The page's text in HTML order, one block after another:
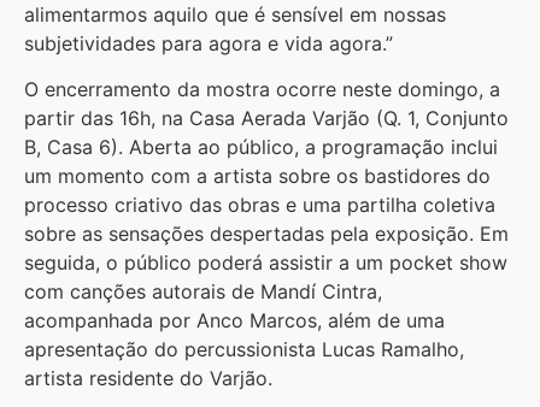
alimentarmos aquilo que é sensível em nossas
subjetividades para agora e vida agora.”
O encerramento da mostra ocorre neste domingo, a
partir das 16h, na Casa Aerada Varjão (Q. 1, Conjunto
B, Casa 6). Aberta ao público, a programação inclui
um momento com a artista sobre os bastidores do
processo criativo das obras e uma partilha coletiva
sobre as sensações despertadas pela exposição. Em
seguida, o público poderá assistir a um pocket show
com canções autorais de Mandí Cintra,
acompanhada por Anco Marcos, além de uma
apresentação do percussionista Lucas Ramalho,
artista residente do Varjão.